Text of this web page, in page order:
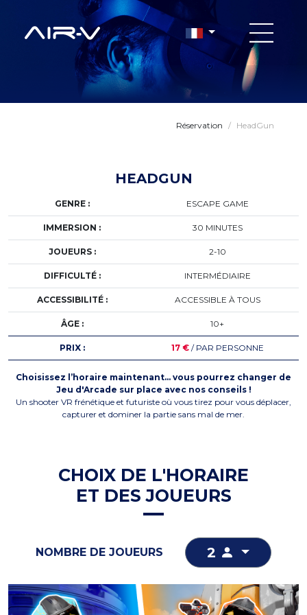
Réservation / HeadGun
HEADGUN
GENRE : ESCAPE GAME
IMMERSION : 30 MINUTES
JOUEURS : 2-10
DIFFICULTÉ : INTERMÉDIAIRE
ACCESSIBILITÉ : ACCESSIBLE À TOUS
ÂGE : 10+
PRIX : 17 €/ PAR PERSONNE
Choisissez l’horaire maintenant… vous pourrez changer de
Jeu d'Arcade sur place avec nos conseils !
Un shooter VR frénétique et futuriste où vous tirez pour vous déplacer,
capturer et dominer la partie sans mal de mer.
CHOIX DE L'HORAIRE
ET DES JOUEURS
NOMBRE DE JOUEURS 2